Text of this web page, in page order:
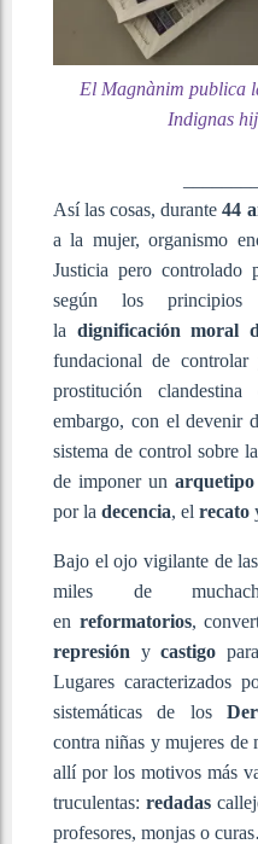
El Magnànim publica
Indignas
Así las cosas, durante44
a la mujer, organismo
Justicia pero controlado
según los principios
la dignificación moral
fundacional de
prostitución
embargo, con el devenir
sistema de control sobre
de imponer un
por la decencia, el recato
Bajo el ojo vigilante de
miles de
en reformatorios,
represión ycastigo
Lugares caracterizados
sistemáticas de los
contra niñas y mujeres de
allí por los motivos más
truculentas: redadas
profesores, monjas o